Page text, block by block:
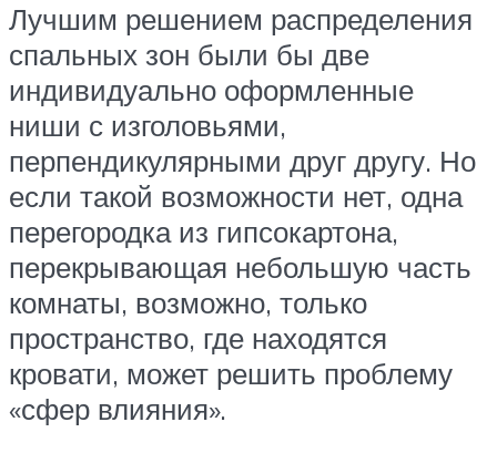
Лучшим решением распределения
спальных зон были бы две
индивидуально оформленные
ниши с изголовьями,
перпендикулярными друг другу. Но
если такой возможности нет, одна
перегородка из гипсокартона,
перекрывающая небольшую часть
комнаты, возможно, только
пространство, где находятся
кровати, может решить проблему
«сфер влияния».